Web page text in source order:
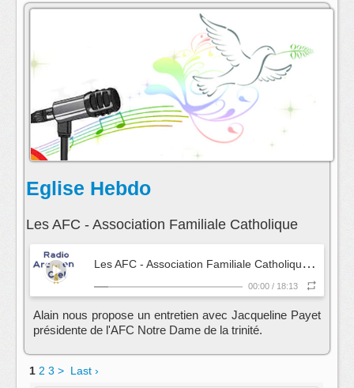
Eglise Hebdo
Les AFC - Association Familiale Catholique
L
es AFC - Association Familiale Catholique- Eglise
00:00 / 18:13
Alain nous propose un entretien avec Jacqueline Payet
présidente de l'AFC Notre Dame de la trinité.
1 2 3 > Last ›